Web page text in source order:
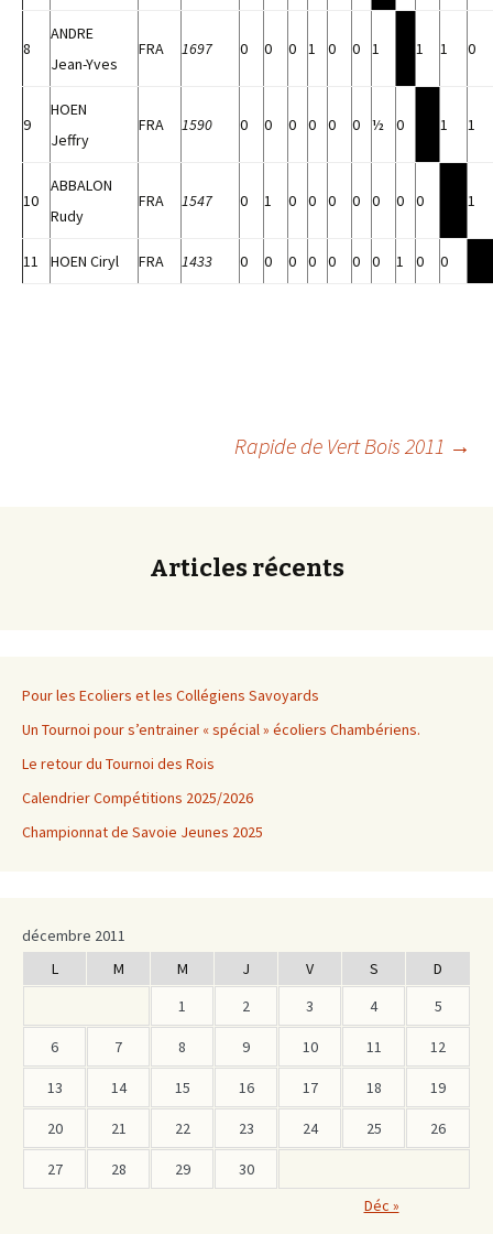
8
ANDRE
Jean-Yves
FRA 1697 0 0 0 1 0 0 1 1 1 0
9
HOEN
Jeffry
FRA 1590 0 0 0 0 0 0 ½ 0 1 1
10
ABBALON
Rudy
FRA 1547 0 1 0 0 0 0 0 0 0 1
11 HOEN Ciryl FRA 1433 0 0 0 0 0 0 0 1 0 0
NavigationRapide de Vert Bois 2011 →
Articles récents
Pour les Ecoliers et les Collégiens Savoyards
Un Tournoi pour s’entrainer « spécial » écoliers Chambériens.
Le retour du Tournoi des Rois
Calendrier Compétitions 2025/2026
Championnat de Savoie Jeunes 2025
décembre 2011
L
M M J V S
D
1
2 3 4 5
6 7 8 9 10 11 12
13 14 15 16 17 18 19
20 21 22 23 24 25 26
27 28 29
30
Déc »